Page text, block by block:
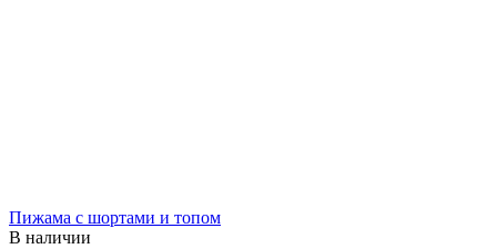
Пижама с шортами и топом
В наличии